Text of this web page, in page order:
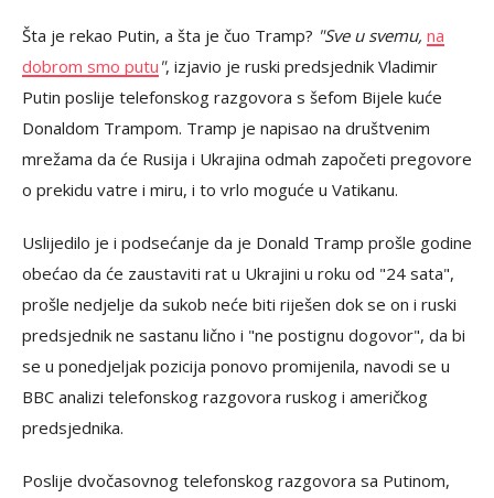
Šta je rekao Putin, a šta je čuo Tramp? "Sve u svemu, na
dobrom smo putu ", izjavio je ruski predsjednik Vladimir
Putin poslije telefonskog razgovora s šefom Bijele kuće
Donaldom Trampom. Tramp je napisao na društvenim
mrežama da će Rusija i Ukrajina odmah započeti pregovore
o prekidu vatre i miru, i to vrlo moguće u Vatikanu.
Uslijedilo je i podsećanje da je Donald Tramp prošle godine
obećao da će zaustaviti rat u Ukrajini u roku od "24 sata",
prošle nedjelje da sukob neće biti riješen dok se on i ruski
predsjednik ne sastanu lično i "ne postignu dogovor", da bi
se u ponedjeljak pozicija ponovo promijenila, navodi se u
BBC analizi telefonskog razgovora ruskog i američkog
predsjednika.
Poslije dvočasovnog telefonskog razgovora sa Putinom,